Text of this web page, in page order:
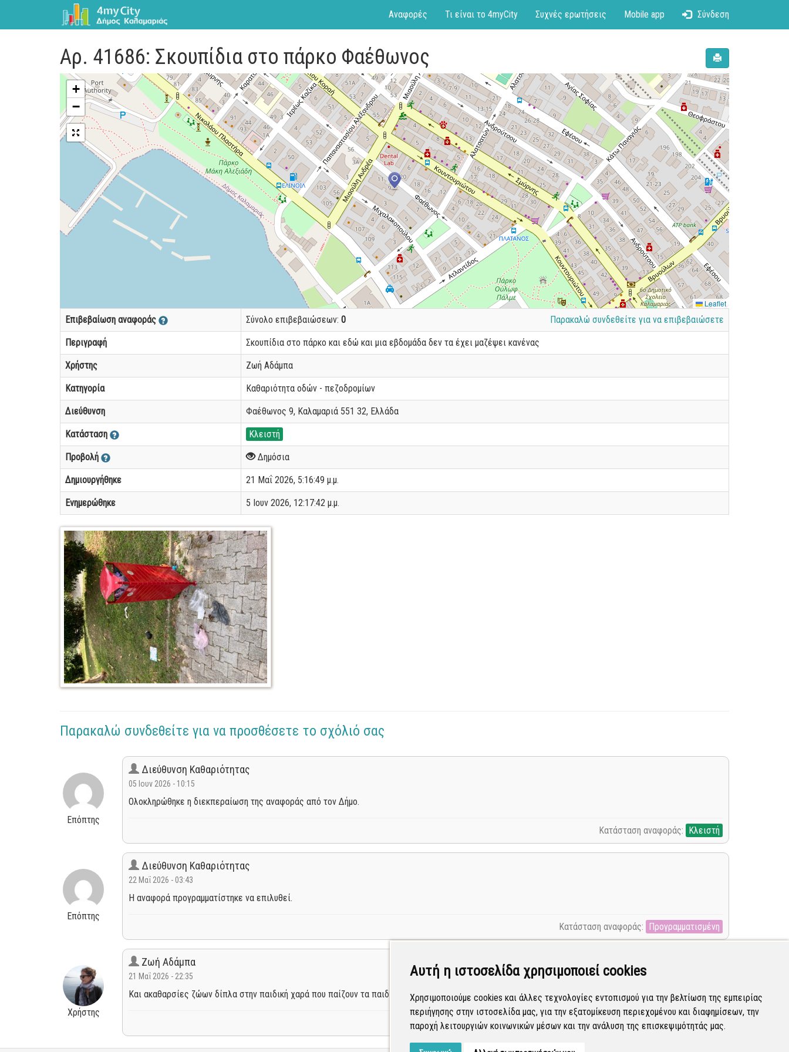
Αυτή η ιστοσελίδα χρησιμοποιεί cookies
Χρησιμοποιούμε cookies και άλλες τεχνολογίες εντοπισμού για την βελτίωση της εμπειρίας
περιήγησης στην ιστοσελίδα μας, για την εξατομίκευση περιεχομένου και διαφημίσεων, την
παροχή λειτουργιών κοινωνικών μέσων και την ανάλυση της επισκεψιμότητάς μας.
Αναφορές Τι είναι το 4myCity Συχνές ερωτήσεις Mobile app Σύνδεση
Αρ. 41686: Σκουπίδια στο πάρκο Φαέθωνος
+
−
Leaflet
Επιβεβαίωση αναφοράς Σύνολο επιβεβαιώσεων: 0 Παρακαλώ συνδεθείτε για να επιβεβαιώσετε
Περιγραφή Σκουπίδια στο πάρκο και εδώ και μια εβδομάδα δεν τα έχει μαζέψει κανένας
Χρήστης Ζωή Αδάμπα
Κατηγορία Καθαριότητα οδών - πεζοδρομίων
Διεύθυνση Φαέθωνος 9, Καλαμαριά 551 32, Ελλάδα
Κατάσταση Κλειστή
Προβολή Δημόσια
Δημιουργήθηκε 21 Μαΐ 2026, 5:16:49 μ.μ.
Ενημερώθηκε 5 Ιουν 2026, 12:17:42 μ.μ.
Παρακαλώ συνδεθείτε για να προσθέσετε το σχόλιό σας
Επόπτης
Διεύθυνση Καθαριότητας
05 Ιουν 2026 - 10:15
Ολοκληρώθηκε η διεκπεραίωση της αναφοράς από τον Δήμο.
Κατάσταση αναφοράς: Κλειστή
Επόπτης
Διεύθυνση Καθαριότητας
22 Μαΐ 2026 - 03:43
Η αναφορά προγραμματίστηκε να επιλυθεί.
Κατάσταση αναφοράς: Προγραμματισμένη
Χρήστης
Ζωή Αδάμπα
21 Μαΐ 2026 - 22:35
Και ακαθαρσίες ζώων δίπλα στην παιδική χαρά που παίζουν τα παιδιά. Οσμή από περιττώματα ζώων.
Κατάσταση αναφοράς: Νέα